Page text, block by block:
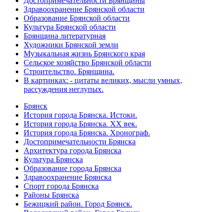
Здравоохранение Брянской области
Образование Брянской области
Культура Брянской области
Брянщина литературная
Художники Брянской земли
Музыкальная жизнь Брянского края
Сельское хозяйство Брянской области
Строительство. Брянщина.
В картинках: - цитаты великих, мысли умных,
рассуждения неглупых.
Брянск
История города Брянска. Истоки.
История города Брянска. XX век.
История города Брянска. Хронограф.
Достопримечательности Брянска
Архитектура города Брянска
Культура Брянска
Образование города Брянска
Здравоохранение Брянска
Спорт города Брянска
Районы Брянска
Бежицкий район. Город Брянск.